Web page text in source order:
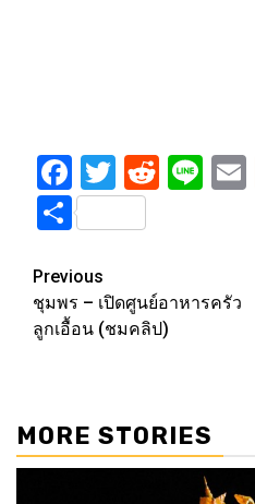
Facebook
Twitter
Reddit
Share
Post
navigation
Previous
ชุมพร – เปิดศูนย์อาหารครัว
ลูกเอื้อน (ชมคลิป)
MORE STORIES